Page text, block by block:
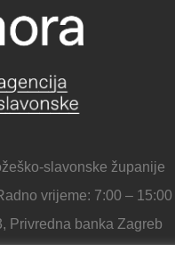
slavonske županije
vrijeme: 7:00 – 15:00
Privredna banka Zagreb